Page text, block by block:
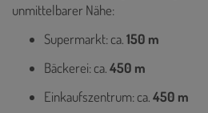
unmittelbarer Nähe:
Supermarkt: ca.150 m
Bäckerei: ca.450 m
Einkaufszentrum: ca.450 m